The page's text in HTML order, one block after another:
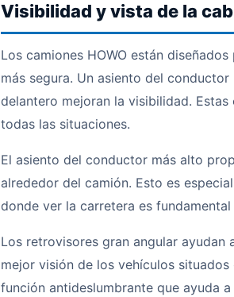
Visibilidad y vista de la
Los camiones HOWO están
más segura. Un asiento del
delantero mejoran la visibilidad.
todas las situaciones.
El asiento del conductor más alto
alrededor del camión. Esto es
donde ver la carretera es
Los retrovisores gran angular
mejor visión de los vehículos
función antideslumbrante que ayuda